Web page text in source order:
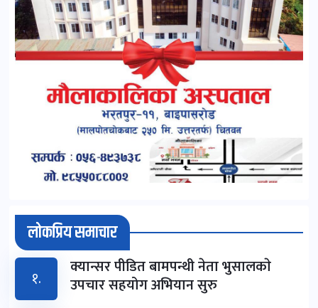
लोकप्रिय समाचार
१. क्यान्सर पीडित बामपन्थी नेता भुसालकाे
उपचार सहयोग अभियान सुरु